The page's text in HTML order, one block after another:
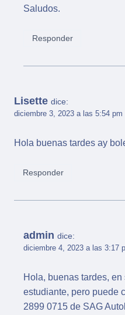
Saludos.
Responder
Lisette dice:
diciembre 3, 2023 a las 5:54 pm
Hola buenas tardes ay
Responder
admin dice:
diciembre 4, 2023 a las 3:17
Hola, buenas tardes,
estudiante, pero puede
2899 0715 de SAG